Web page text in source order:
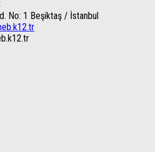
No: 1 Beşiktaş / İstanbul